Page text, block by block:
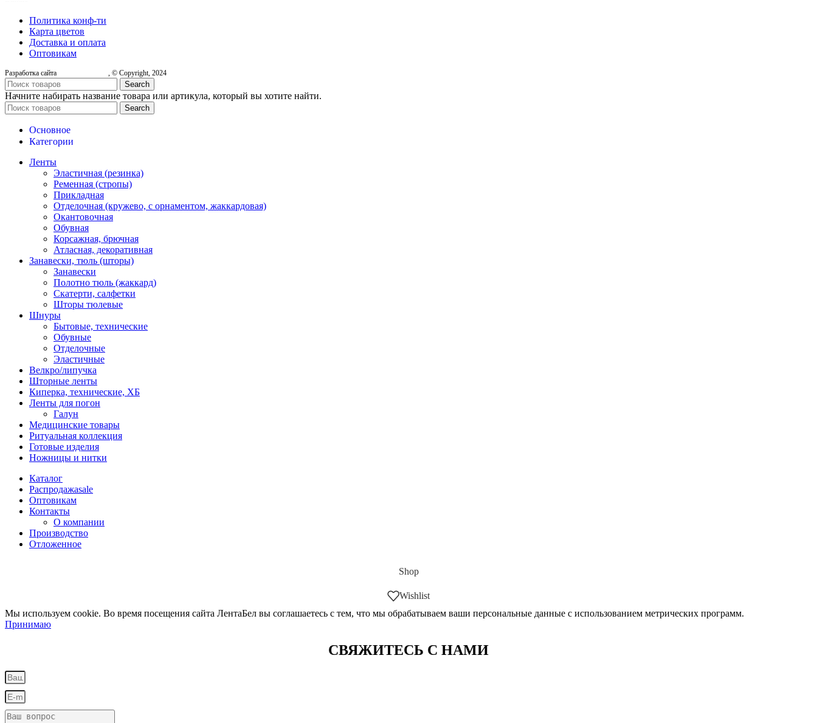
Политика конф-ти
Карта цветов
Доставка и оплата
Оптовикам
Разработка сайта , © Copyright, 2024
Search
Начните набирать название товара или артикула, который вы хотите найти.
Search
Основное
Категории
Ленты
Эластичная (резинка)
Ременная (стропы)
Прикладная
Отделочная (кружево, с орнаментом, жаккардовая)
Окантовочная
Обувная
Корсажная, брючная
Атласная, декоративная
Занавески, тюль (шторы)
Занавески
Полотно тюль (жаккард)
Скатерти, салфетки
Шторы тюлевые
Шнуры
Бытовые, технические
Обувные
Отделочные
Эластичные
Велкро/липучка
Шторные ленты
Киперка, технические, ХБ
Ленты для погон
Галун
Медицинские товары
Ритуальная коллекция
Готовые изделия
Ножницы и нитки
Каталог
Распродажаsale
Оптовикам
Контакты
О компании
Производство
Отложенное
Shop
Wishlist
Мы используем cookie. Во время посещения сайта ЛентаБел вы соглашаетесь с тем, что мы обрабатываем ваши персональные данные с использованием метрических программ.
Принимаю
СВЯЖИТЕСЬ С НАМИ